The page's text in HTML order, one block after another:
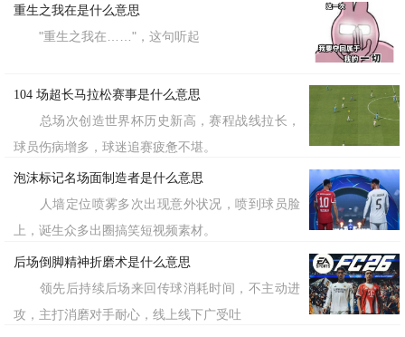
重生之我在是什么意思
"重生之我在……"，这句听起
104 场超长马拉松赛事是什么意思
总场次创造世界杯历史新高，赛程战线拉长，
球员伤病增多，球迷追赛疲惫不堪。
泡沫标记名场面制造者是什么意思
人墙定位喷雾多次出现意外状况，喷到球员脸
上，诞生众多出圈搞笑短视频素材。
后场倒脚精神折磨术是什么意思
领先后持续后场来回传球消耗时间，不主动进
攻，主打消磨对手耐心，线上线下广受吐